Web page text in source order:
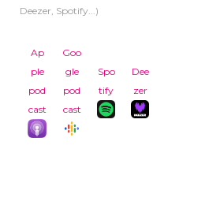
Deezer, Spotify...)
Ap
ple
pod
cast
Goo
gle
pod
cast
Spo
tify
Dee
zer